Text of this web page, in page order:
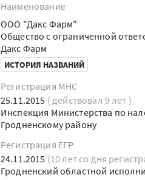
Наименование
ООО "Дакс Фарм"
Общество с ограниченной
Дакс Фарм
ИСТОРИЯ НАЗВАНИЙ
Регистрация МНС
25.11.2015 ( действовал 9 лет )
Инспекция Министерства по
Гродненскому району
Регистрация ЕГР
24.11.2015 (10 лет со дня
Гродненский областной